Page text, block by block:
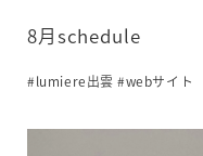
8月schedule
#lumiere出雲 #webサイト